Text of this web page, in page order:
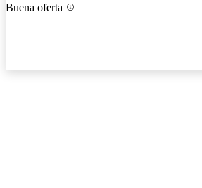
Buena oferta